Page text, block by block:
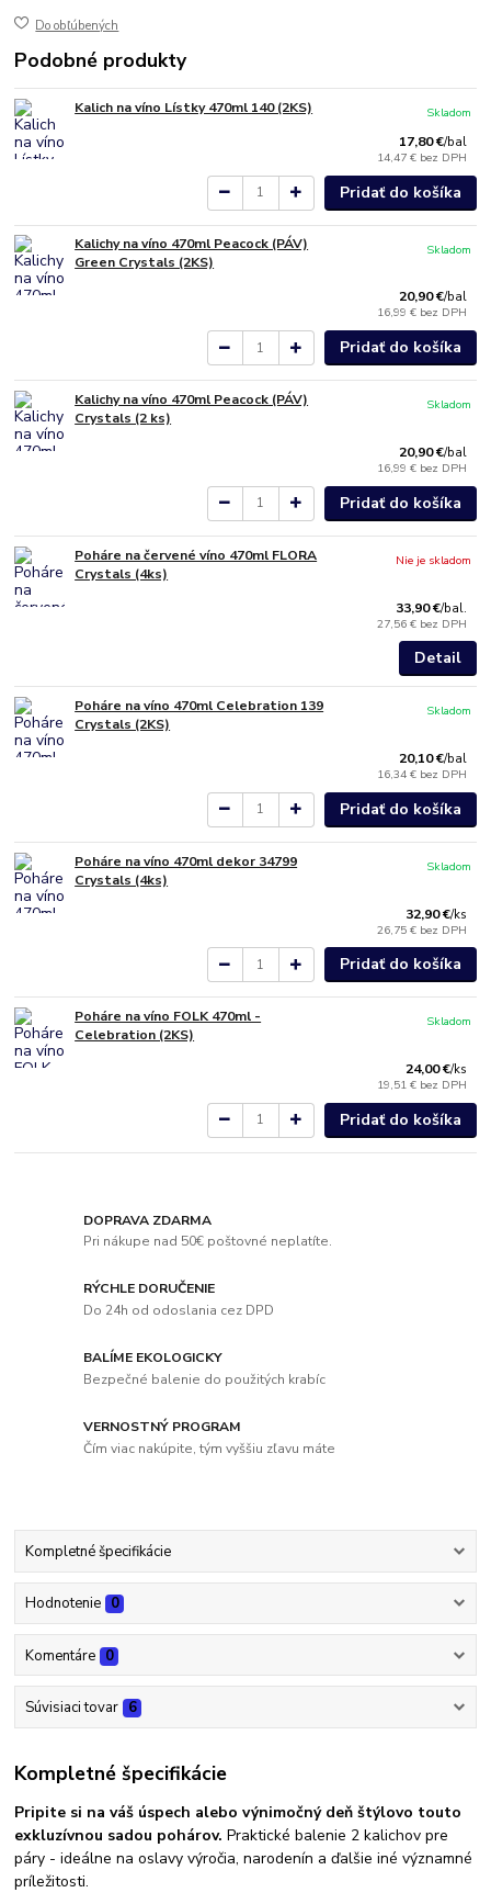
Do obľúbených
Podobné produkty
Kalich na víno Lístky 470ml 140 (2KS)
17,80 €/bal
14,47 € bez DPH
Skladom
Pridať do košíka
Kalichy na víno 470ml Peacock (PÁV)
Green Crystals (2KS)
20,90 €/bal
16,99 € bez DPH
Skladom
Pridať do košíka
Kalichy na víno 470ml Peacock (PÁV)
Crystals (2 ks)
20,90 €/bal
16,99 € bez DPH
Skladom
Pridať do košíka
Poháre na červené víno 470ml FLORA
Crystals (4ks)
33,90 €/bal.
27,56 € bez DPH
Nie je skladom
Detail
Poháre na víno 470ml Celebration 139
Crystals (2KS)
20,10 €/bal
16,34 € bez DPH
Skladom
Pridať do košíka
Poháre na víno 470ml dekor 34799
Crystals (4ks)
32,90 €/ks
26,75 € bez DPH
Skladom
Pridať do košíka
Poháre na víno FOLK 470ml -
Celebration (2KS)
24,00 €/ks
19,51 € bez DPH
Skladom
Pridať do košíka
DOPRAVA ZDARMA
Pri nákupe nad 50€ poštovné neplatíte.
RÝCHLE DORUČENIE
Do 24h od odoslania cez DPD
BALÍME EKOLOGICKY
Bezpečné balenie do použitých krabíc
VERNOSTNÝ PROGRAM
Čím viac nakúpite, tým vyššiu zľavu máte
Kompletné špecifikácie
Hodnotenie 0
Komentáre 0
Súvisiaci tovar 6
Kompletné špecifikácie
Pripite si na váš úspech alebo výnimočný deň štýlovo touto
exkluzívnou sadou pohárov. Praktické balenie 2 kalichov pre
páry - ideálne na oslavy výročia, narodenín a ďalšie iné významné
príležitosti.